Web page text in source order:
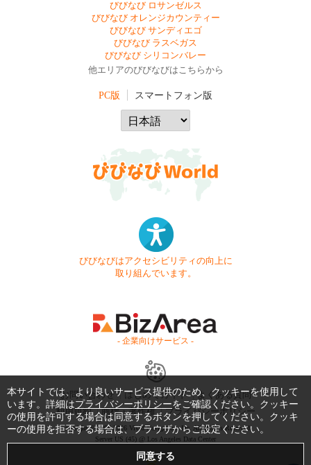
びびなび ロサンゼルス
びびなび オレンジカウンティー
びびなび サンディエゴ
びびなび ラスベガス
びびなび シリコンバレー
他エリアのびびなびはこちらから
PC版 スマートフォン版
びびなびはアクセシビリティの向上に
取り組んでいます。
- 企業向けサービス -
お問い合わせ はじめてガイド
よくある質問
利用規約
商標・著作権 プライバシーポリシー
Copyright © 1999-2026 Vivid Navigation, Inc. All Rights Reserved.
Server US (45) @ Los Angeles Data Center
本サイトでは、より良いサービス提供のため、クッキーを使用して
います。詳細はプライバシーポリシーをご確認ください。クッキー
の使用を許可する場合は同意するボタンを押してください。クッキ
ーの使用を拒否する場合は、ブラウザからご設定ください。